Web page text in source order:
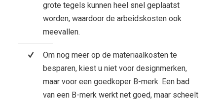
grote tegels kunnen heel snel geplaatst
worden, waardoor de arbeidskosten ook
meevallen.
Om nog meer op de materiaalkosten te
besparen, kiest u niet voor designmerken,
maar voor een goedkoper B-merk. Een bad
van een B-merk werkt net goed, maar scheelt